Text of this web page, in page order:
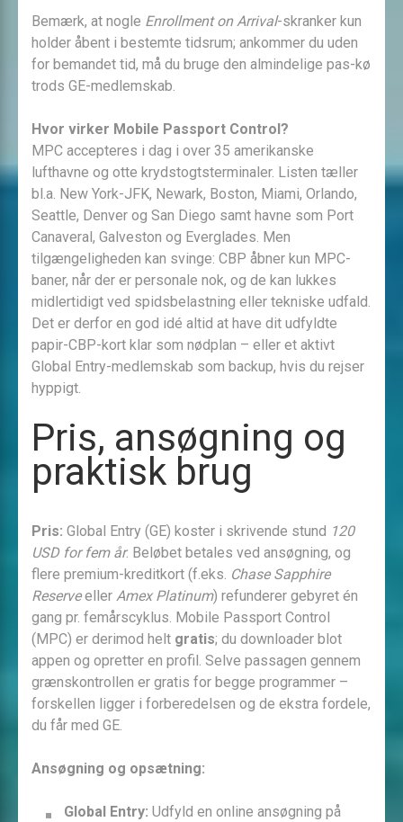
Bemærk, at nogle Enrollment on Arrival-skranker kun
holder åbent i bestemte tidsrum; ankommer du uden
for bemandet tid, må du bruge den almindelige pas-kø
trods GE-medlemskab.
Hvor virker Mobile Passport Control?
MPC accepteres i dag i over 35 amerikanske
lufthavne og otte krydstogtsterminaler. Listen tæller
bl.a. New York-JFK, Newark, Boston, Miami, Orlando,
Seattle, Denver og San Diego samt havne som Port
Canaveral, Galveston og Everglades. Men
tilgængeligheden kan svinge: CBP åbner kun MPC-
baner, når der er personale nok, og de kan lukkes
midlertidigt ved spidsbelastning eller tekniske udfald.
Det er derfor en god idé altid at have dit udfyldte
papir-CBP-kort klar som nødplan – eller et aktivt
Global Entry-medlemskab som backup, hvis du rejser
hyppigt.
Pris, ansøgning og
praktisk brug
Pris: Global Entry (GE) koster i skrivende stund 120
USD for fem år. Beløbet betales ved ansøgning, og
flere premium-kreditkort (f.eks. Chase Sapphire
Reserveeller Amex Platinum) refunderer gebyret én
gang pr. femårscyklus. Mobile Passport Control
(MPC) er derimod helt gratis; du downloader blot
appen og opretter en profil. Selve passagen gennem
grænskontrollen er gratis for begge programmer –
forskellen ligger i forberedelsen og de ekstra fordele,
du får med GE.
Ansøgning og opsætning:
Global Entry: Udfyld en online ansøgning på